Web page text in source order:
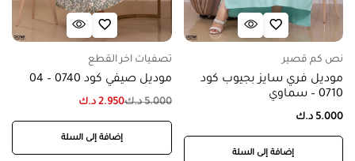
نص كم قصير
موديل فري سايز بجيوب كود
0710 – سماوي
5.000 د.ك
إضافة إلى السلة
تصفيات اخر القطع
موديل صيفي كود 0740 – 04
5.000 د.ك2.950 د.ك
إضافة إلى السلة